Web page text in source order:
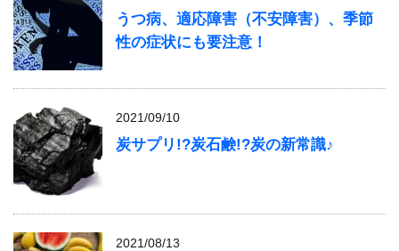
うつ病、適応障害（不安障害）、季節
性の症状にも要注意！
2021/09/10
炭サプリ!?炭石鹸!?炭の新常識♪
2021/08/13